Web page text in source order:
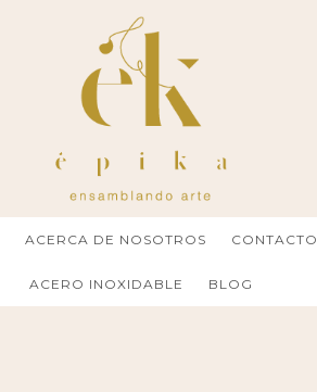
ACERCA DE NOSOTROS CONTACTO
ACERO INOXIDABLE BLOG